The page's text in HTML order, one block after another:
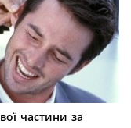
частини за